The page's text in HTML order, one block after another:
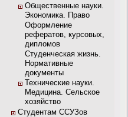
Общественные науки.
Экономика. Право
Оформление
рефератов, курсовых,
дипломов
Студенческая жизнь.
Нормативные
документы
Технические науки.
Медицина. Сельское
хозяйство
Студентам ССУЗов